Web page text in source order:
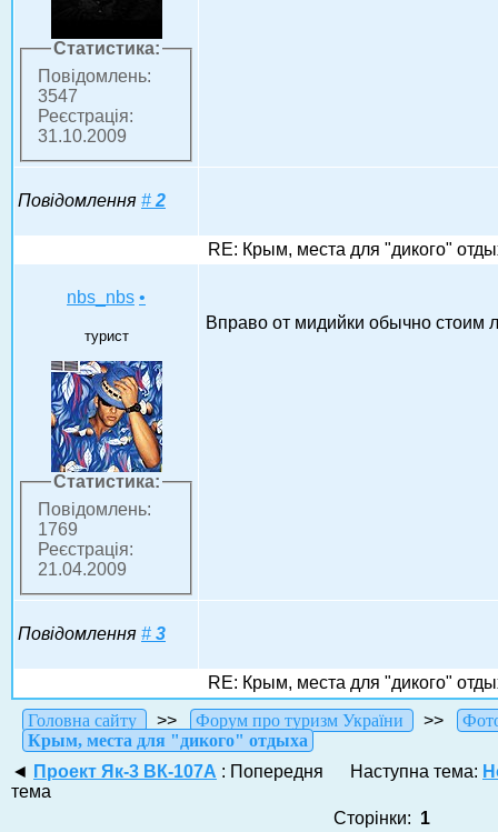
Статистика:
Повідомлень:
3547
Реєстрація:
31.10.2009
Повідомлення # 2
RE: Крым, места для "дикого"
nbs_nbs •
турист
Статистика:
Повідомлень:
1769
Реєстрація:
21.04.2009
Вправо от мидийки обычно стоим
Повідомлення # 3
RE: Крым, места для "дикого"
Головна сайту
>> Форум про туризм України >>
Крым, места для "дикого" отдыха
◄ Проект Як-3 ВК-107А : Попередня
тема
Наступна тема:
Сторінки: 1